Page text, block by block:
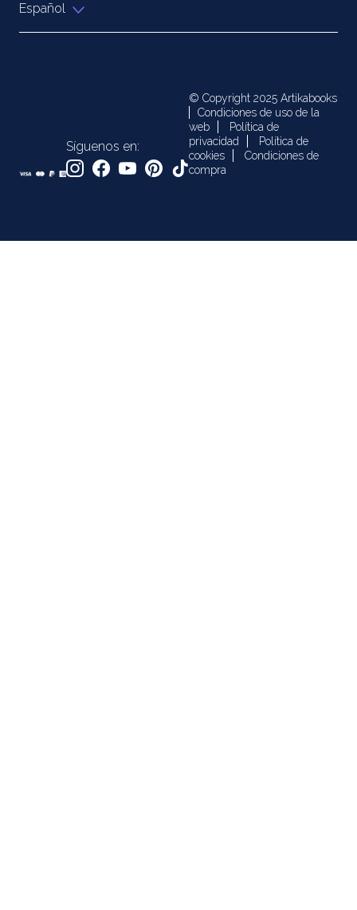
Español
Síguenos en:
© Copyright 2025 Artikabooks
Condiciones de uso de la
web
Política de
privacidad
Política de
cookies
Condiciones de
compra